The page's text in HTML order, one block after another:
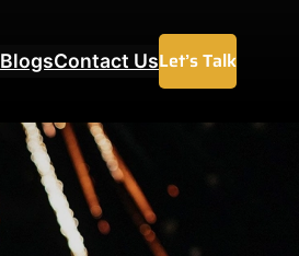
BlogsContact UsLet’s Talk